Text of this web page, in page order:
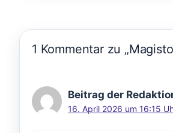
1 Kommentar zu
Beitrag der
16. April 2026 um 16:15